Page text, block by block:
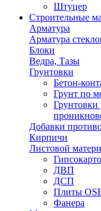
Штуцер
Строительные
Арматура
Арматура
Блоки
Ведра, Тазы
Грунтовки
Бетон-
Грунт по
Грунтовки
Добавки
Кирпичи
Листовой
ДВП
ДСП
Плиты
Фанера